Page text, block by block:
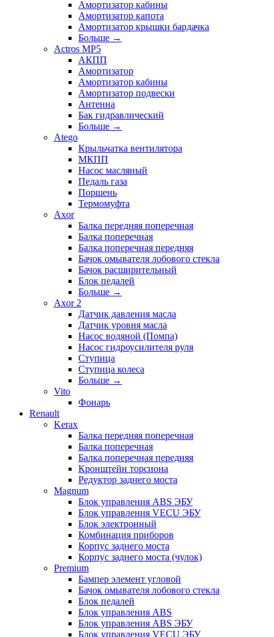
Амортизатор кабины
Амортизатор капота
Амортизатор крышки бардачка
Больше →
Actros MP5
АКПП
Амортизатор
Амортизатор кабины
Амортизатор подвески
Антенна
Бак гидравлический
Больше →
Atego
Крыльчатка вентилятора
МКПП
Насос масляный
Педаль газа
Поршень
Термомуфта
Axor
Балка передняя поперечная
Балка поперечная
Балка поперечная передняя
Бачок омывателя лобового стекла
Бачок расширительный
Блок педалей
Больше →
Axor 2
Датчик давления масла
Датчик уровня масла
Насос водяной (Помпа)
Насос гидроусилителя руля
Ступица
Ступица колеса
Больше →
Vito
Фонарь
Renault
Kerax
Балка передняя поперечная
Балка поперечная
Балка поперечная передняя
Кронштейн торсиона
Редуктор заднего моста
Magnum
Блок управления ABS ЭБУ
Блок управления VECU ЭБУ
Блок электронный
Комбинация приборов
Корпус заднего моста
Корпус заднего моста (чулок)
Premium
Бампер элемент угловой
Бачок омывателя лобового стекла
Блок педалей
Блок управления ABS
Блок управления ABS ЭБУ
Блок управления VECU ЭБУ